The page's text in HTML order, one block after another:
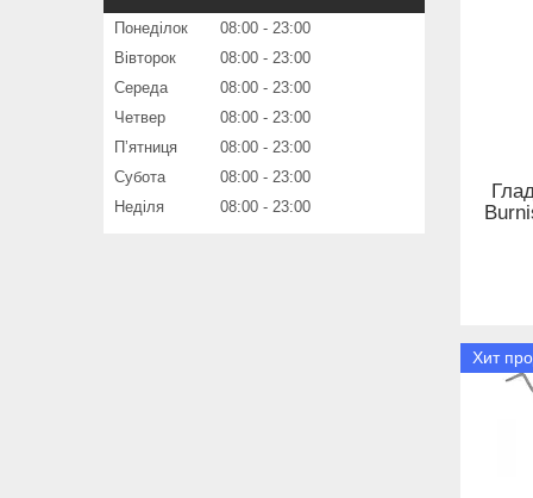
Хит
Понеділок 08:00
23:00
Вівторок
08:00
23:00
Середа
08:00
23:00
Четвер
08:00
23:00
Пʼятниця
08:00
23:00
Субота
08:00
23:00
Неділя
08:00 23:00